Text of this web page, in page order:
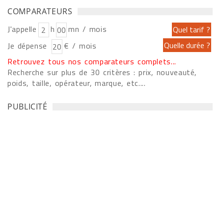
COMPARATEURS
J'appelle h
mn / mois
Je dépense
€ / mois
Retrouvez tous nos comparateurs complets...
Recherche sur plus de 30 critères : prix, nouveauté,
poids, taille, opérateur, marque, etc....
PUBLICITÉ